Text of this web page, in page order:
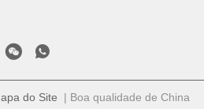
do Site | Boa qualidade de China